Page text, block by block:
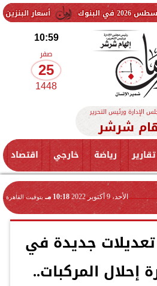
أسعار البنزين والسولار
10:59
صفر
25
1448
الإدارة ورئيس التحرير
شرشر
تقارير رياضة خارجي اقتصاد
الأحد، 9 أكتوبر 2022 10:18 مـ بتوقيت القاهرة
تعديلات جديدة في
إحلال المركبات..